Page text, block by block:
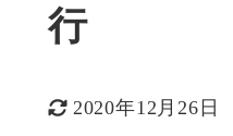
行
更新日
2020年12月26日